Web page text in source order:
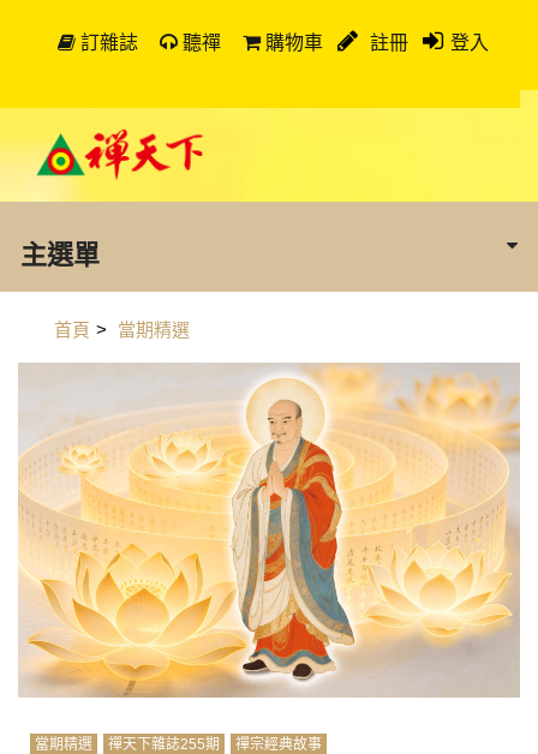
訂雜誌 聽禪 購物車 註冊 登入
主選單
首頁 > 當期精選
當期精選 禪天下雜誌255期 禪宗經典故事